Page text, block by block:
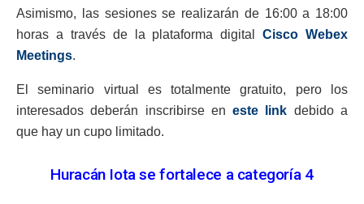
Asimismo, las sesiones se realizarán de 16:00 a 18:00
horas a través de la plataforma digitalCisco Webex
Meetings.
El seminario virtual es totalmente gratuito, pero los
interesados deberán inscribirse eneste link debido a
que hay un cupo limitado.
Huracán Iota se fortalece a categoría 4